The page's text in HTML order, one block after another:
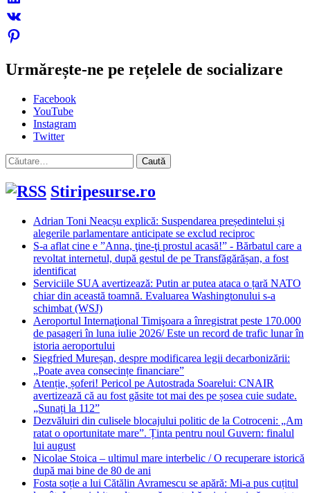
Urmărește-ne pe rețelele de socializare
Facebook
YouTube
Instagram
Twitter
Caută
după:
Stiripesurse.ro
Adrian Toni Neacșu explică: Suspendarea președintelui și
alegerile parlamentare anticipate se exclud reciproc
S-a aflat cine e ”Anna, ţine-ţi prostul acasă!” - Bărbatul care a
revoltat internetul, după gestul de pe Transfăgărășan, a fost
identificat
Serviciile SUA avertizează: Putin ar putea ataca o țară NATO
chiar din această toamnă. Evaluarea Washingtonului s-a
schimbat (WSJ)
Aeroportul Internaţional Timişoara a înregistrat peste 170.000
de pasageri în luna iulie 2026/ Este un record de trafic lunar în
istoria aeroportului
Siegfried Mureșan, despre modificarea legii decarbonizării:
„Poate avea consecințe financiare”
Atenție, șoferi! Pericol pe Autostrada Soarelui: CNAIR
avertizează că au fost găsite tot mai des pe șosea cuie sudate.
„Sunați la 112”
Dezvăluiri din culisele blocajului politic de la Cotroceni: „Am
ratat o oportunitate mare”. Ținta pentru noul Guvern: finalul
lui august
Nicolae Stoica – ultimul mare interbelic / O recuperare istorică
după mai bine de 80 de ani
Fosta soție a lui Cătălin Avramescu se apără: Mi-a pus cuțitul